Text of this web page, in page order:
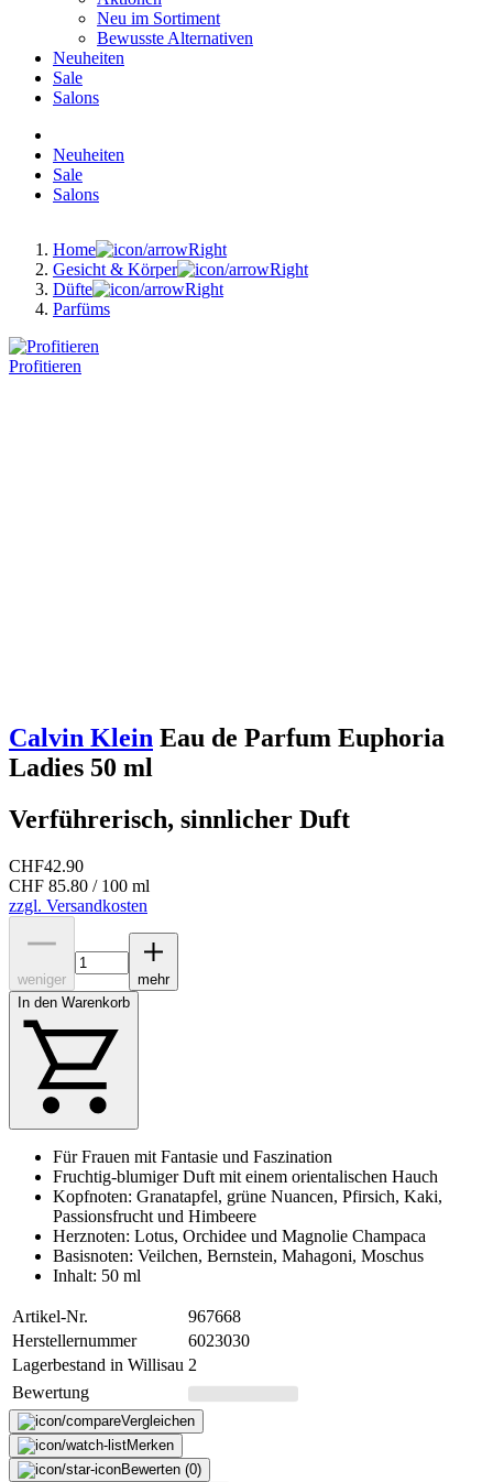
Neu im Sortiment
Bewusste Alternativen
Neuheiten
Sale
Salons
Neuheiten
Sale
Salons
Home
Gesicht & Körper
Düfte
Parfüms
Profitieren
Calvin Klein Eau de Parfum Euphoria
Ladies 50 ml
Verführerisch, sinnlicher Duft
CHF42.90
CHF 85.80 / 100 ml
zzgl. Versandkosten
weniger
mehr
In den Warenkorb
Für Frauen mit Fantasie und Faszination
Fruchtig-blumiger Duft mit einem orientalischen Hauch
Kopfnoten: Granatapfel, grüne Nuancen, Pfirsich, Kaki,
Passionsfrucht und Himbeere
Herznoten: Lotus, Orchidee und Magnolie Champaca
Basisnoten: Veilchen, Bernstein, Mahagoni, Moschus
Inhalt: 50 ml
Artikel-Nr.
967668
Herstellernummer
6023030
Lagerbestand in Willisau 2
Bewertung
Vergleichen
Merken
Bewerten (0)